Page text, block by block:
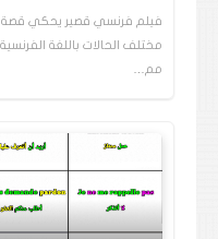
فيلم فرنسي قصير يحكي
مختلف الحالات باللغة
مم…